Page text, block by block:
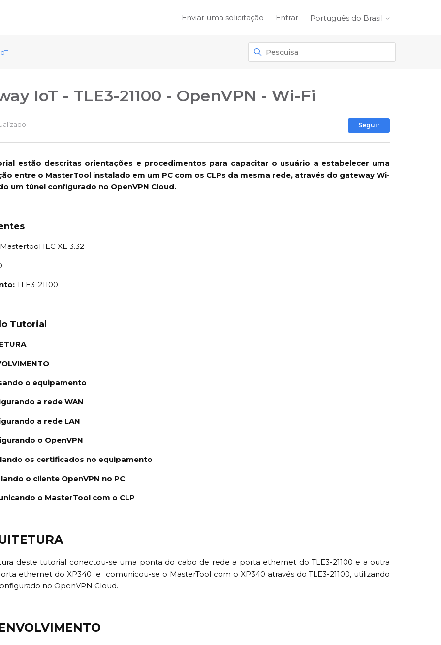
Enviar uma solicitação Entrar Português do Brasil
IoT - TLE3-21100 - OpenVPN - Wi-Fi
Seguir
estão descritas orientações e procedimentos para capacitar o usuário a estabelecer uma
entre o MasterTool instalado em um PC com os CLPs da mesma rede, através do gateway Wi-
um túnel configurado no OpenVPN Cloud.
Mastertool IEC XE 3.32
TLE3-21100
Tutorial
o equipamento
a rede WAN
a rede LAN
o OpenVPN
os certificados no equipamento
o cliente OpenVPN no PC
o MasterTool com o CLP
deste tutorial conectou-se uma ponta do cabo de rede a porta ethernet do TLE3-21100 e a outra
ethernet do XP340 e comunicou-se o MasterTool com o XP340 através do TLE3-21100, utilizando
no OpenVPN Cloud.